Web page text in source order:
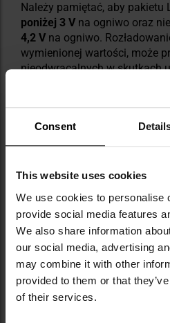
Consent
This website uses cookies
We use cookies to personalise
provide social media features
We also share information
our social media, advertising
may combine it with other
provided to them or that
of their services.
Należy pamiętać, aby pakietu
poniżej 3 V na ogniwo oraz
4,2 V na ogniwo.
wymienionej wartości, może
nieodwracalnych w skutkach
Zaleca się użycie miernika
Akumulator Li-Po należy
przystosowaną do tego typu
bezpieczeństwa, akumulator
ELEMENTY